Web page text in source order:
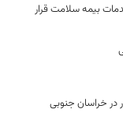
بیمه سلامت قرار
در خراسان جنوبی